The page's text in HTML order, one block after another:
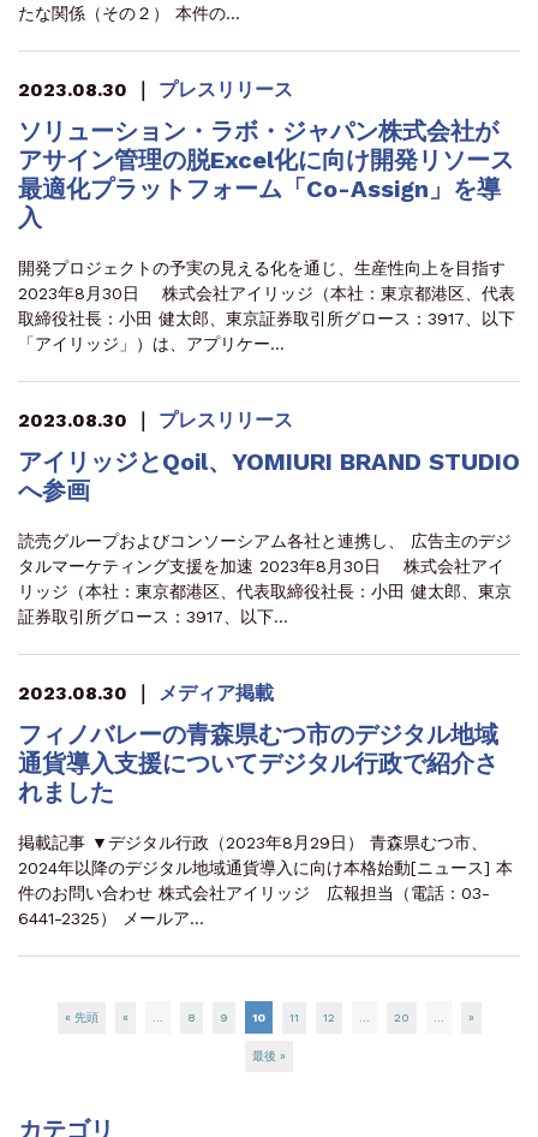
たな関係（その２） 本件の…
2023.08.30 ｜ プレスリリース
ソリューション・ラボ・ジャパン株式会社が
アサイン管理の脱Excel化に向け開発リソース
最適化プラットフォーム「Co-Assign」を導
入
開発プロジェクトの予実の見える化を通じ、生産性向上を目指す
2023年8月30日 株式会社アイリッジ（本社：東京都港区、代表
取締役社長：小田 健太郎、東京証券取引所グロース：3917、以下
「アイリッジ」）は、アプリケー…
2023.08.30 ｜ プレスリリース
アイリッジとQoil、YOMIURI BRAND STUDIO
へ参画
読売グループおよびコンソーシアム各社と連携し、 広告主のデジ
タルマーケティング支援を加速 2023年8月30日 株式会社アイ
リッジ（本社：東京都港区、代表取締役社長：小田 健太郎、東京
証券取引所グロース：3917、以下…
2023.08.30 ｜ メディア掲載
フィノバレーの青森県むつ市のデジタル地域
通貨導入支援についてデジタル行政で紹介さ
れました
掲載記事 ▼デジタル行政（2023年8月29日） 青森県むつ市、
2024年以降のデジタル地域通貨導入に向け本格始動[ニュース] 本
件のお問い合わせ 株式会社アイリッジ 広報担当（電話：03-
6441-2325） メールア…
« 先頭 « 8 9 10 11 12 20 »
最後 »
カテゴリ